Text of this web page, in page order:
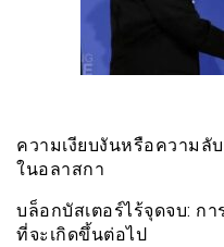
ความเงียบงันหรือความลั
ในอลาสกา
บล็อกบัสเตอร์ไร้จุดจบ: ก
ที่จะเกิดขึ้นต่อไป